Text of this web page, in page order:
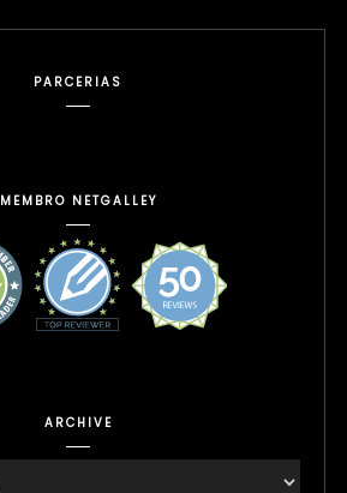
PARCERIAS
MEMBRO NETGALLEY
ARCHIVE